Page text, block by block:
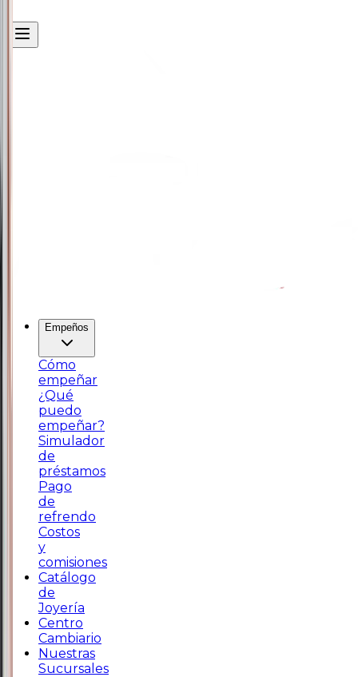
Empeños
Cómo
empeñar
¿Qué
puedo
empeñar?
Simulador
de
préstamos
Pago
de
refrendo
Costos
y
comisiones
Catálogo
de
Joyería
Centro
Cambiario
Nuestras
Sucursales